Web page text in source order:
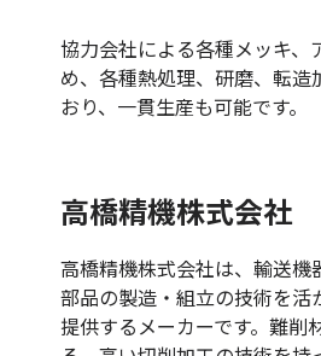
協力会社による各種メッキ、
め、各種熱処理、研磨、転造
おり、一貫生産も可能です。
高橋精機株式会社
高橋精機株式会社は、輸送機
部品の製造・組立の技術を活
提供するメーカーです。難削